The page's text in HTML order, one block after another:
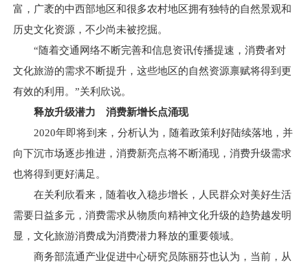
富，广袤的中西部地区和很多农村地区拥有独特的自然景观和
历史文化资源，不少尚未被挖掘。
“随着交通网络不断完善和信息资讯传播提速，消费者对
文化旅游的需求不断提升，这些地区的自然资源禀赋将得到更
有效的利用。”关利欣说。
释放升级潜力 消费新增长点涌现
2020年即将到来，分析认为，随着政策利好陆续落地，并
向下沉市场逐步推进，消费新亮点将不断涌现，消费升级需求
也将得到更好满足。
在关利欣看来，随着收入稳步增长，人民群众对美好生活
需要日益多元，消费需求从物质向精神文化升级的趋势越发明
显，文化旅游消费成为消费潜力释放的重要领域。
商务部流通产业促进中心研究员陈丽芬也认为，当前，从